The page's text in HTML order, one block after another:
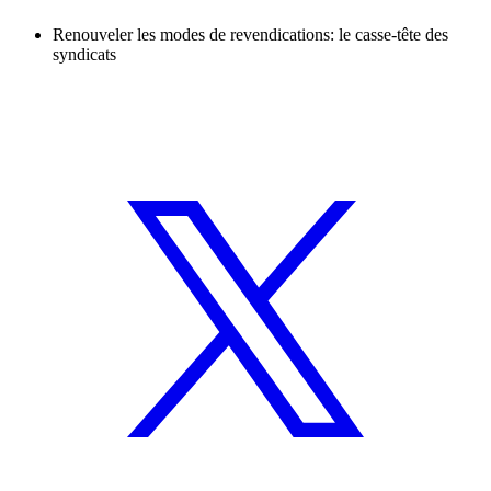
Renouveler les modes de revendications: le casse-tête des
syndicats